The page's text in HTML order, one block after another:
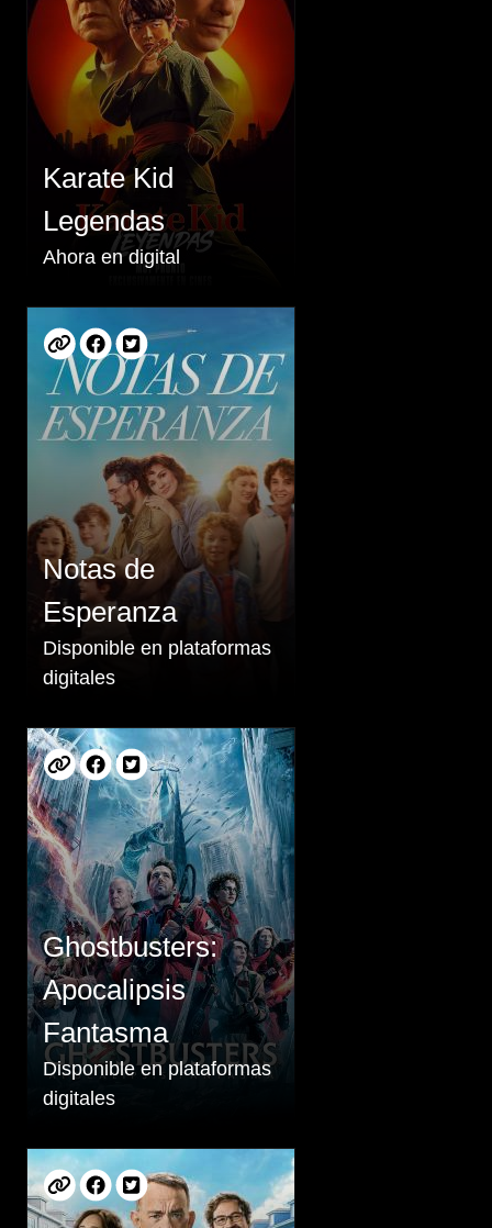
Karate Kid
Legendas
Ahora en digital
Notas de
Esperanza
Disponible en plataformas
digitales
Ghostbusters:
Apocalipsis
Fantasma
Disponible en plataformas
digitales